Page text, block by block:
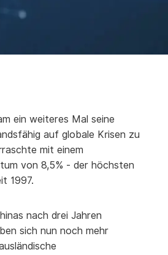
ein weiteres Mal seine
auf globale Krisen zu
mit einem
von 8,5% - der höchsten
1997.
nach drei Jahren
sich nun noch mehr